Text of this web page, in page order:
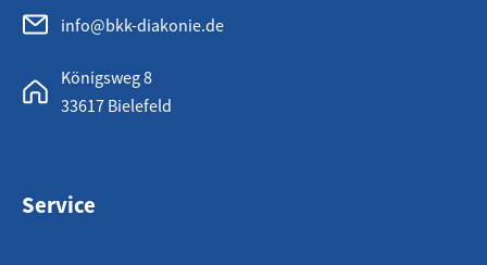
info@bkk-diakonie.de
Königsweg 8
33617 Bielefeld
Service